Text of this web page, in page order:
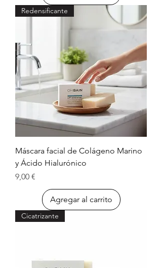
Redensificante
Máscara facial de Colágeno Marino
y Ácido Hialurónico
Precio
9,00 €
Agregar al carrito
Cicatrizante